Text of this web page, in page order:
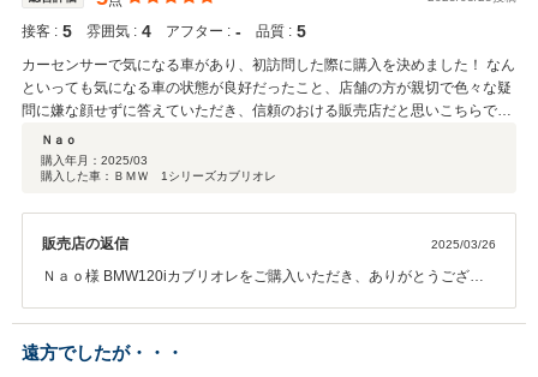
ました！
接客 : 5 雰囲気 : 4 アフター : ‐ 品質 : 5
カーセンサーで気になる車があり、初訪問した際に購入を決めました！ なん
といっても気になる車の状態が良好だったこと、店舗の方が親切で色々な疑
問に嫌な顔せずに答えていただき、信頼のおける販売店だと思いこちらでの
購入を決めました！ その日に試乗もさせてもらいました。 また、中古車で
すが当方細かいところが気になるタイプですので色々まがままを言いました
が、納車までしっかり対応していただけました！本当に感謝しております。
入した車両と他に所有している車（いずれも欧州車）の整備・車検は今後は
こちらで全部お願いしようと考えております。 車両も良好なものがリーズナ
す！！
Ｎａｏ
購入年月： 2025/03
購入した車：ＢＭＷ 1シリーズカブリオレ
販売店の返信 2025/03/26
Ｎａｏ様 BMW120iカブリオレをご購入いただき、ありがとうござい
よく分かりました。これからも気になる点があればお気軽にお声がけ
ください。スタッフ全員でＮａｏ様のカーライフが素晴らしいものに
なるよう、サポートしていきたいと思っております。 この度は高評
遠方でしたが・・・